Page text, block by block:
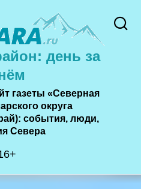
день за
газеты «Северная
округа
события, люди,
Cевера